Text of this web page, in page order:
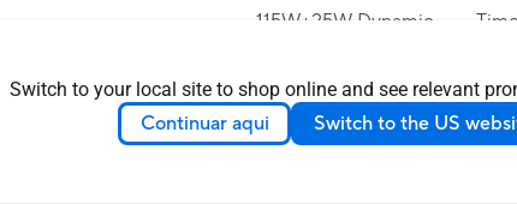
Switch to your local site to shop online and see relevant
Continuar aqui Switch to the US
115W+25W Dynamic